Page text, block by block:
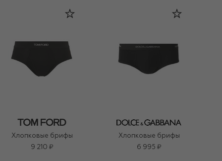
Хлопковые брифы
9 210 ₽
Хлопковые брифы
6 995 ₽